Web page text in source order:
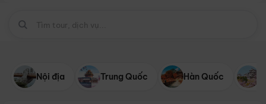
Nội địa Trung Quốc Hàn Quốc